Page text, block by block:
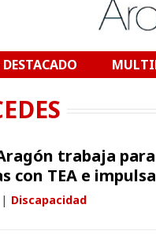
trabaja
con TEA e
| Discapacidad